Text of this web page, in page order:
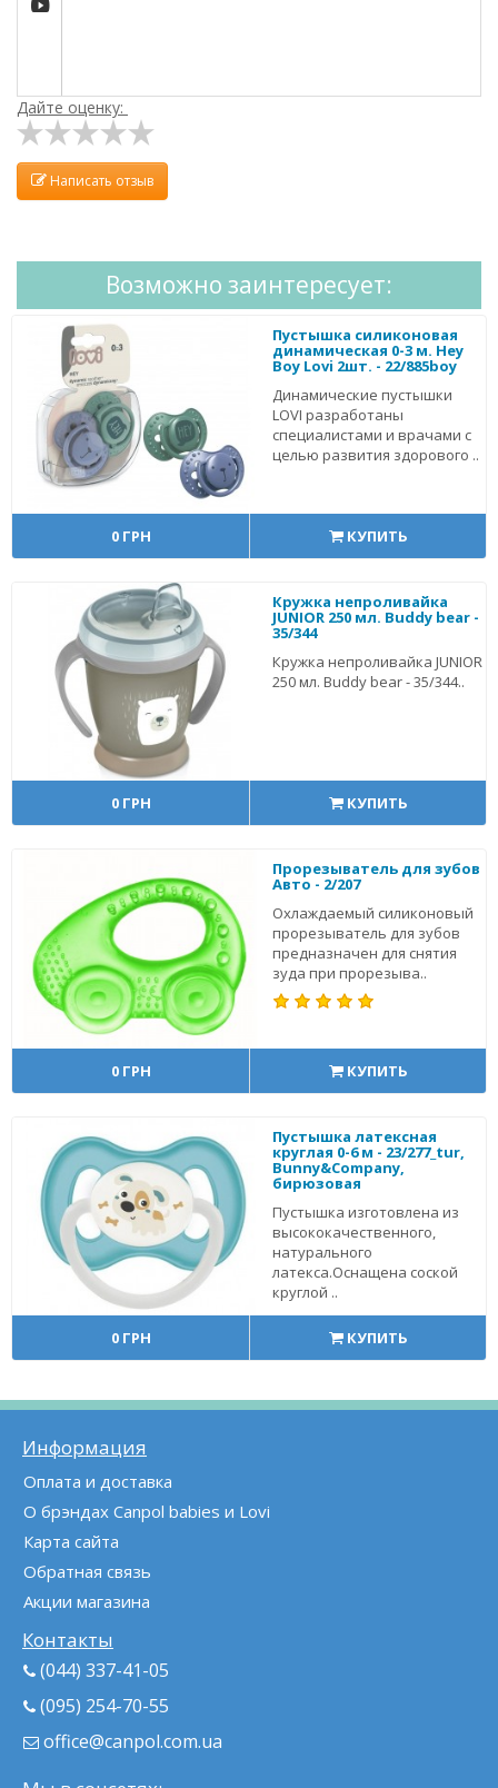

Дайте оценку:
Написать отзыв
Возможно заинтересует:
Пустышка силиконовая
динамическая 0-3 м. Hey
Boy Lovi 2шт. - 22/885boy
Динамические пустышки
LOVI разработаны
специалистами и врачами с
целью развития здорового ..
0 ГРН КУПИТЬ
Кружка непроливайка
JUNIOR 250 мл. Buddy bear -
35/344
Кружка непроливайка JUNIOR
250 мл. Buddy bear - 35/344..
0 ГРН КУПИТЬ
Прорезыватель для зубов
Авто - 2/207
Охлаждаемый силиконовый
прорезыватель для зубов
предназначен для снятия
зуда при прорезыва..
0 ГРН КУПИТЬ
Пустышка латексная
круглая 0-6 м - 23/277_tur,
Bunny&Company,
бирюзовая
Пустышка изготовлена из
высококачественного,
натурального
латекса.Оснащена соской
круглой ..
0 ГРН КУПИТЬ
Информация
Оплата и доставка
О брэндах Canpol babies и Lovi
Карта сайта
Обратная связь
Акции магазина
Контакты
(044) 337-41-05
(095) 254-70-55
office@canpol.com.ua